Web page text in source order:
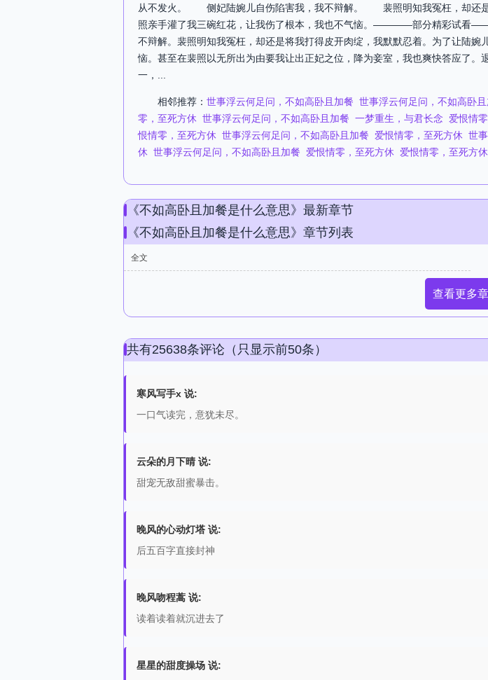
从不发火。 侧妃陆婉儿自伤陷害我，我不辩解。 裴照明知我冤枉，却还
照亲手灌了我三碗红花，让我伤了根本，我也不气恼。————部分精彩试看
不辩解。裴照明知我冤枉，却还是将我打得皮开肉绽，我默默忍着。为了让陆
恼。甚至在裴照以无所出为由要我让出正妃之位，降为妾室，我也爽快答应了
一，...
相邻推荐： 世事浮云何足问，不如高卧且加餐 世事浮云何足问，不如高卧
零，至死方休 世事浮云何足问，不如高卧且加餐 一梦重生，与君长念 爱恨情
恨情零，至死方休 世事浮云何足问，不如高卧且加餐 爱恨情零，至死方休 世
休 世事浮云何足问，不如高卧且加餐 爱恨情零，至死方休 爱恨情零，至死方休
《不如高卧且加餐是什么意思》最新章节
《不如高卧且加餐是什么意思》章节列表
全文
查看更多
共有25638条评论（只显示前50条）
寒风写手x 说:
一口气读完，意犹未尽。
云朵的月下晴 说:
甜宠无敌甜蜜暴击。
晚风的心动灯塔 说:
后五百字直接封神
晚风吻程蒿 说:
读着读着就沉进去了
星星的甜度操场 说: